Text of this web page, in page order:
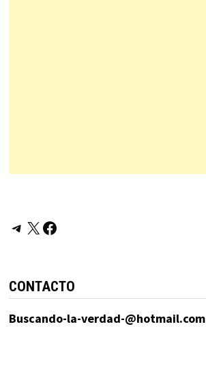
Telegram
X Facebook
CONTACTO
Buscando-la-verdad-@hotmail.com